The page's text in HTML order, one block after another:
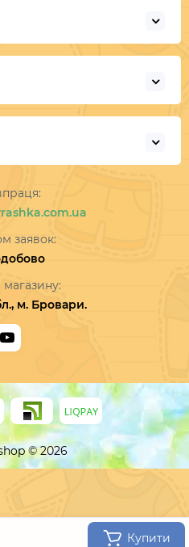
Купити
заявок:
м. Бровари.
© 2026